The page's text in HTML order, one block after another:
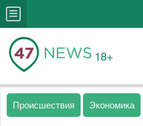
18+
Происшествия Экономика